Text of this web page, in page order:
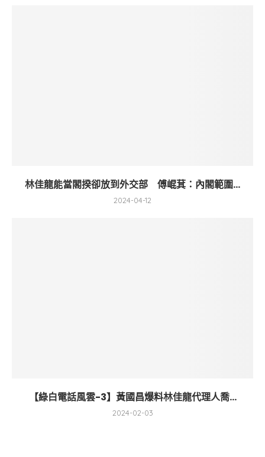
林佳龍能當閣揆卻放到外交部 傅崐萁：內閣範圍...
2024-04-12
【綠白電話風雲-3】黃國昌爆料林佳龍代理人喬...
2024-02-03